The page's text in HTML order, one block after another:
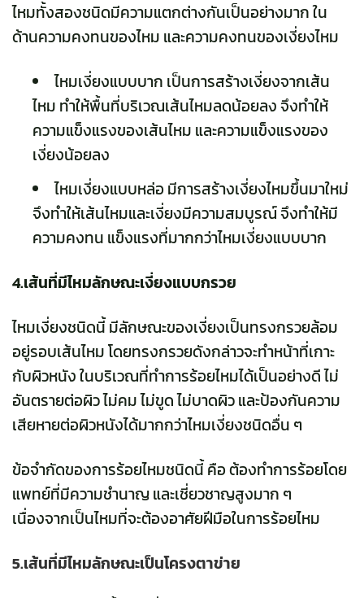
ไหมทั้งสองชนิดมีความแตกต่างกันเป็นอย่างมาก ใน
ด้านความคงทนของไหม และความคงทนของเงี่ยงไหม
ไหมเงี่ยงแบบบาก เป็นการสร้างเงี่ยงจากเส้น
ไหม ทำให้พื้นที่บริเวณเส้นไหมลดน้อยลง จึงทำให้
ความแข็งแรงของเส้นไหม และความแข็งแรงของ
เงี่ยงน้อยลง
ไหมเงี่ยงแบบหล่อ มีการสร้างเงี่ยงไหมขึ้นมาใหม่
จึงทำให้เส้นไหมและเงี่ยงมีความสมบูรณ์ จึงทำให้มี
ความคงทน แข็งแรงที่มากกว่าไหมเงี่ยงแบบบาก
4.เส้นที่มีไหมลักษณะเงี่ยงแบบกรวย
ไหมเงี่ยงชนิดนี้ มีลักษณะของเงี่ยงเป็นทรงกรวยล้อม
อยู่รอบเส้นไหม โดยทรงกรวยดังกล่าวจะทำหน้าที่เกาะ
กับผิวหนัง ในบริเวณที่ทำการร้อยไหมได้เป็นอย่างดี ไม่
อันตรายต่อผิว ไม่คม ไม่ขูด ไม่บาดผิว และป้องกันความ
เสียหายต่อผิวหนังได้มากกว่าไหมเงี่ยงชนิดอื่น ๆ
ข้อจำกัดของการร้อยไหมชนิดนี้ คือ ต้องทำการร้อยโดย
แพทย์ที่มีความชำนาญ และเชี่ยวชาญสูงมาก ๆ
เนื่องจากเป็นไหมที่จะต้องอาศัยฝีมือในการร้อยไหม
5.เส้นที่มีไหมลักษณะเป็นโครงตาข่าย